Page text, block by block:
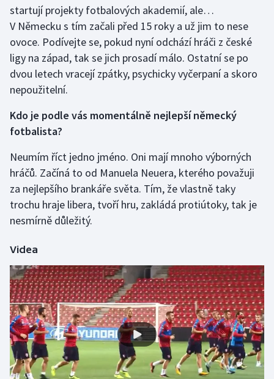
startují projekty fotbalových akademií, ale…
V Německu s tím začali před 15 roky a už jim to nese
ovoce. Podívejte se, pokud nyní odchází hráči z české
ligy na západ, tak se jich prosadí málo. Ostatní se po
dvou letech vracejí zpátky, psychicky vyčerpaní a skoro
nepoužitelní.
Kdo je podle vás momentálně nejlepší německý
fotbalista?
Neumím říct jedno jméno. Oni mají mnoho výborných
hráčů. Začíná to od Manuela Neuera, kterého považuji
za nejlepšího brankáře světa. Tím, že vlastně taky
trochu hraje libera, tvoří hru, zakládá protiútoky, tak je
nesmírně důležitý.
Videa